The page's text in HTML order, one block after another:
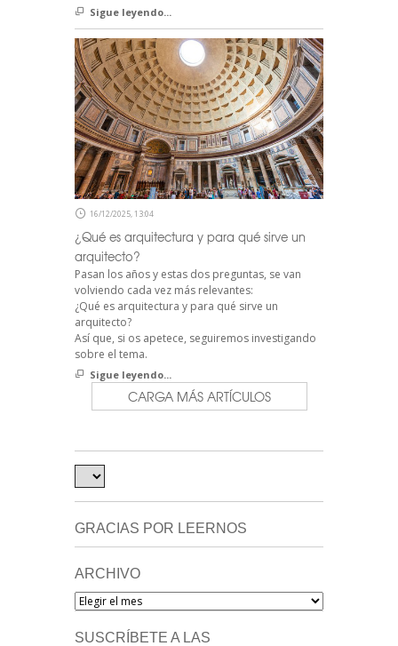
Sigue leyendo...
16/12/2025, 13:04
¿Qué es arquitectura y para qué sirve un
arquitecto?
Pasan los años y estas dos preguntas, se van
volviendo cada vez más relevantes:
¿Qué es arquitectura y para qué sirve un
arquitecto?
Así que, si os apetece, seguiremos investigando
sobre el tema.
Sigue leyendo...
CARGA MÁS ARTÍCULOS
GRACIAS POR LEERNOS
ARCHIVO
Archivo
SUSCRÍBETE A LAS